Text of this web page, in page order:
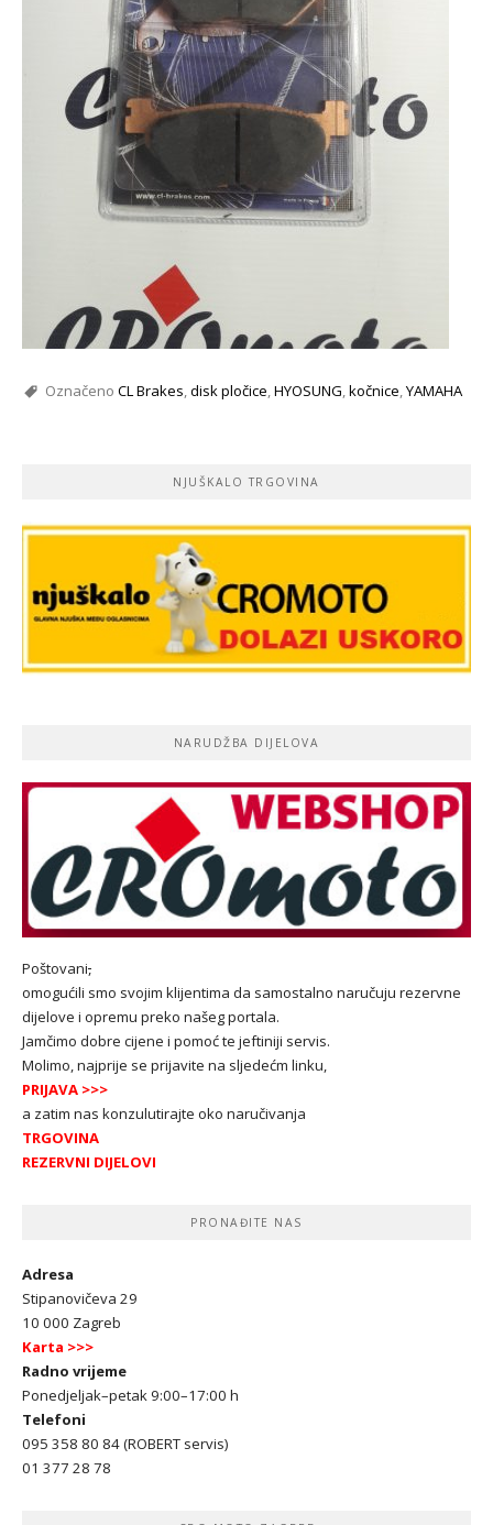
Označeno CL Brakes,disk pločice,HYOSUNG,kočnice,YAMAHA
NJUŠKALO TRGOVINA
NARUDŽBA DIJELOVA
Poštovani,
omogućili smo svojim klijentima da samostalno naručuju rezervne
dijelove i opremu preko našeg portala.
Jamčimo dobre cijene i pomoć te jeftiniji servis.
Molimo, najprije se prijavite na sljedećm linku,
PRIJAVA >>>
a zatim nas konzulutirajte oko naručivanja
TRGOVINA
REZERVNI DIJELOVI
PRONAĐITE NAS
Adresa
Stipanovičeva 29
10 000 Zagreb
Karta >>>
Radno vrijeme
Ponedjeljak–petak 9:00–17:00 h
Telefoni
095 358 80 84 (ROBERT servis)
01 377 28 78